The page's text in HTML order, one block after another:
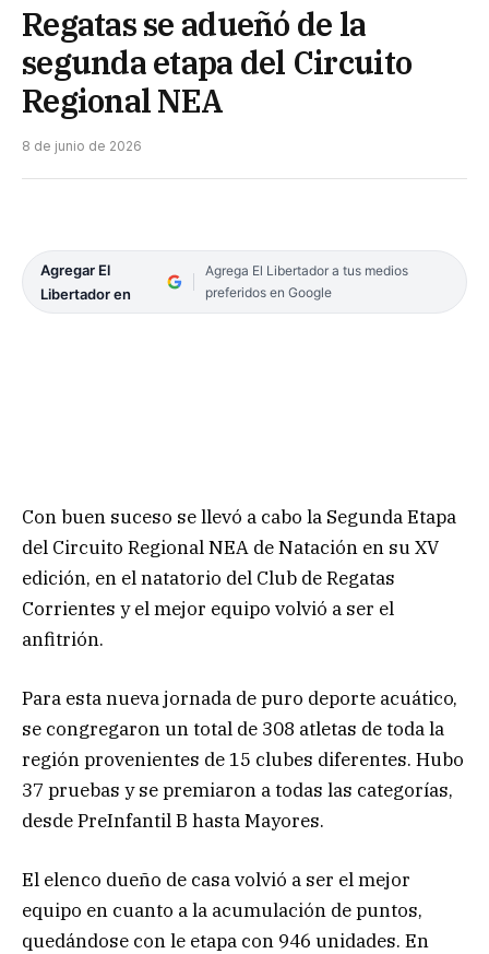
Regatas se adueñó de la
segunda etapa del Circuito
Regional NEA
8 de junio de 2026
Agregar El
Libertador en
Agrega El Libertador a tus medios
preferidos en Google
Con buen suceso se llevó a cabo la Segunda Etapa
del Circuito Regional NEA de Natación en su XV
edición, en el natatorio del Club de Regatas
Corrientes y el mejor equipo volvió a ser el
anfitrión.
Para esta nueva jornada de puro deporte acuático,
se congregaron un total de 308 atletas de toda la
región provenientes de 15 clubes diferentes. Hubo
37 pruebas y se premiaron a todas las categorías,
desde PreInfantil B hasta Mayores.
El elenco dueño de casa volvió a ser el mejor
equipo en cuanto a la acumulación de puntos,
quedándose con le etapa con 946 unidades. En